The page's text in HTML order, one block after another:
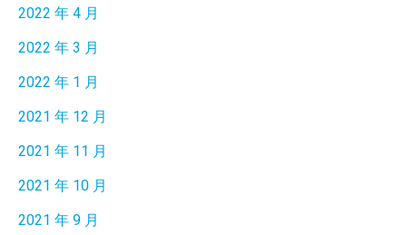
2022 年 4 月
2022 年 3 月
2022 年 1 月
2021 年 12 月
2021 年 11 月
2021 年 10 月
2021 年 9 月